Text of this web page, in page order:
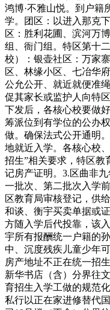
鸿博·不雅山悦。到户籍
学。团区：以进入那克
区：胜利花圃、滨河万
组、衙门组。特区第十
校）：银壶社区：万家
区、林缘小区、七冶华
公允公开、就近就便准
促其家长或监护人向特
下发后，各核心校要做
筹派位到有学位的公办
做。确保法式公开通明
地就近入学。各核心校
招生”相关要求，特区教
记房产证明。3.区曲非
一批次、第二批次入学
区教育局审核登记，供
和谈、衡宇买卖单据或
方随入学后代投靠，该
宇所有报酬统一户籍的
中、沉度残疾儿童少年
房产地址不正在统一招
新华书店（含）分界往
育招生入学工做的规范
私行以正在家进修替代